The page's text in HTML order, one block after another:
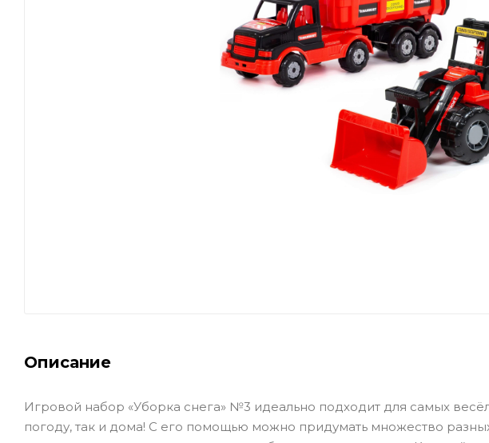
Описание
Игровой набор «Уборка снега» №3 идеально подходит для самых
погоду, так и дома! С его помощью можно придумать множество